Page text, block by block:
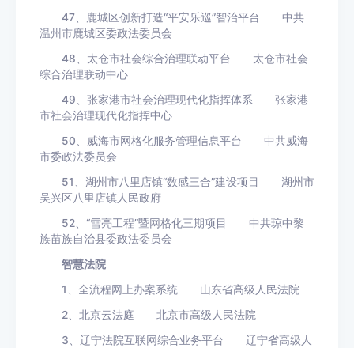
47、鹿城区创新打造“平安乐巡”智治平台 中共
温州市鹿城区委政法委员会
48、太仓市社会综合治理联动平台 太仓市社会
综合治理联动中心
49、张家港市社会治理现代化指挥体系 张家港
市社会治理现代化指挥中心
50、威海市网格化服务管理信息平台 中共威海
市委政法委员会
51、湖州市八里店镇“数感三合”建设项目 湖州市
吴兴区八里店镇人民政府
52、“雪亮工程”暨网格化三期项目 中共琼中黎
族苗族自治县委政法委员会
智慧法院
1、全流程网上办案系统 山东省高级人民法院
2、北京云法庭 北京市高级人民法院
3、辽宁法院互联网综合业务平台 辽宁省高级人